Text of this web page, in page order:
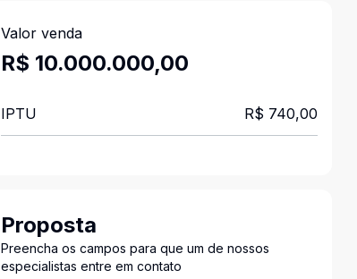
Valor venda
R$ 10.000.000,00
IPTU R$ 740,00
Proposta
Preencha os campos para que um de nossos
especialistas entre em contato